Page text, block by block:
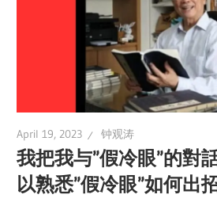
April 19, 2023 钟观涛
我把我与”假冷眼”的對
以熟悉”假冷眼”如何出